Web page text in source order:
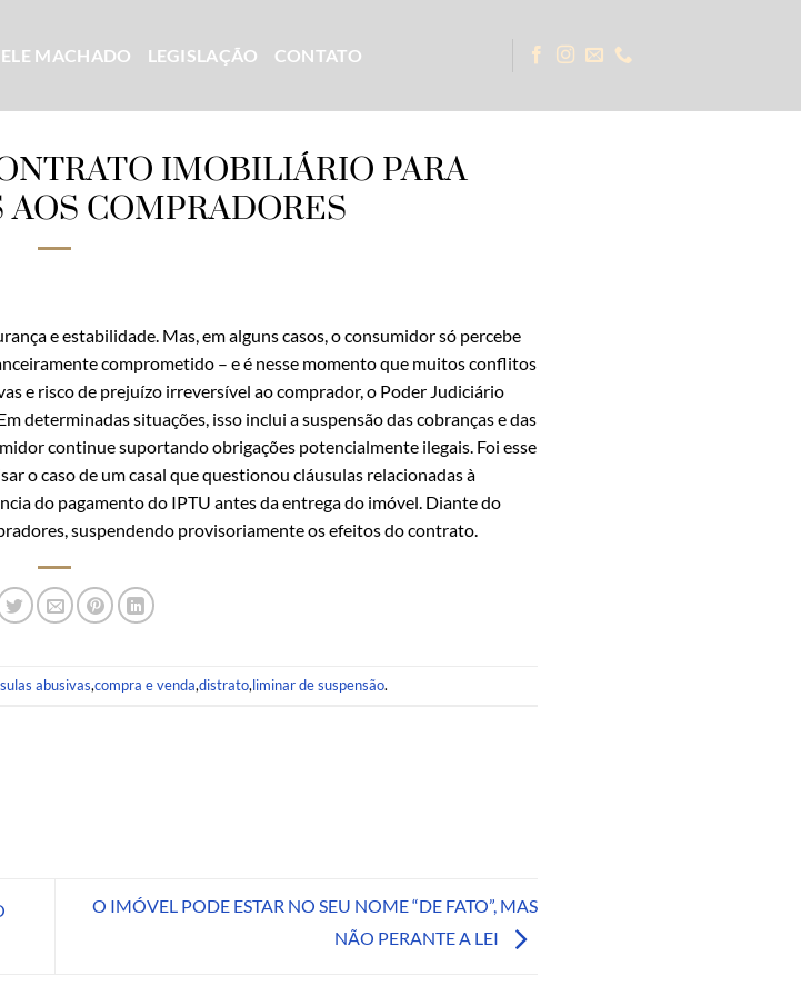
MACHADO LEGISLAÇÃO CONTATO
IMOBILIÁRIO PARA
COMPRADORES
e estabilidade. Mas, em alguns casos, o consumidor só percebe
comprometido – e é nesse momento que muitos conflitos
e risco de prejuízo irreversível ao comprador, o Poder Judiciário
determinadas situações, isso inclui a suspensão das cobranças e das
continue suportando obrigações potencialmente ilegais. Foi esse
o caso de um casal que questionou cláusulas relacionadas à
do pagamento do IPTU antes da entrega do imóvel. Diante do
suspendendo provisoriamente os efeitos do contrato.
abusivas,compra e venda,distrato,liminar de suspensão.
O IMÓVEL PODE ESTAR NO SEU NOME “DE FATO”, MAS
NÃO PERANTE A LEI